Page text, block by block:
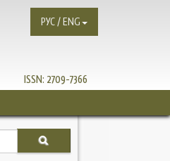
ISSN: 2709-7366
РУС / ENG